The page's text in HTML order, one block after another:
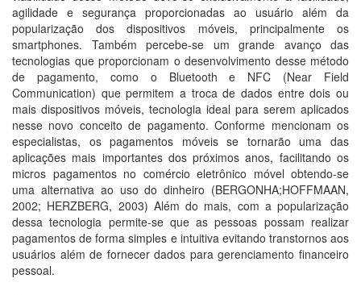
agilidade e segurança proporcionadas ao usuário além da
popularização dos dispositivos móveis, principalmente os
smartphones. Também percebe-se um grande avanço das
tecnologias que proporcionam o desenvolvimento desse método
de pagamento, como o Bluetooth e NFC (Near Field
Communication) que permitem a troca de dados entre dois ou
mais dispositivos móveis, tecnologia ideal para serem aplicados
nesse novo conceito de pagamento. Conforme mencionam os
especialistas, os pagamentos móveis se tornarão uma das
aplicações mais importantes dos próximos anos, facilitando os
micros pagamentos no comércio eletrônico móvel obtendo-se
uma alternativa ao uso do dinheiro (BERGONHA;HOFFMAAN,
2002; HERZBERG, 2003) Além do mais, com a popularização
dessa tecnologia permite-se que as pessoas possam realizar
pagamentos de forma simples e intuitiva evitando transtornos aos
usuários além de fornecer dados para gerenciamento financeiro
pessoal.